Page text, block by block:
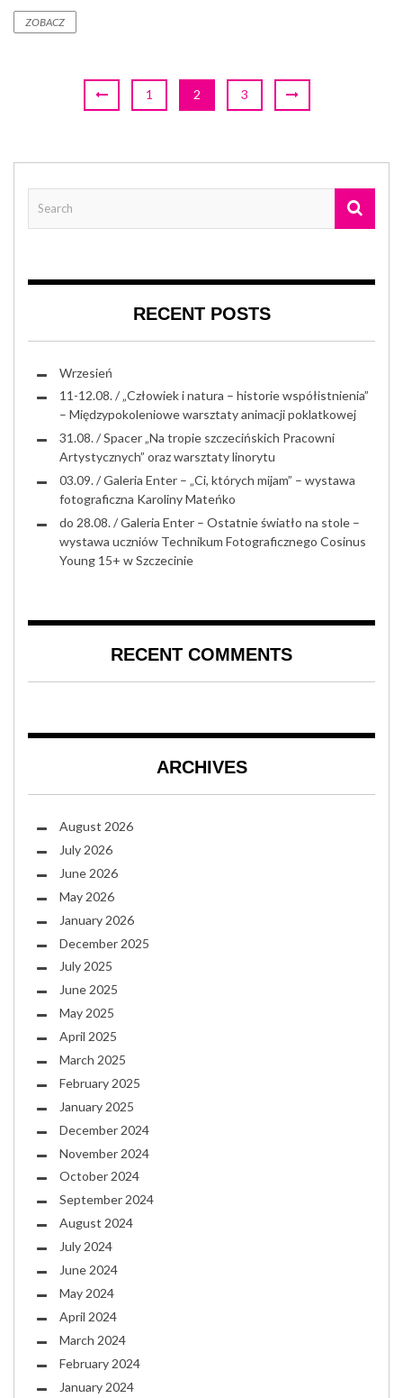
ZOBACZ
1 2 3
RECENT POSTS
Wrzesień
11-12.08. / „Człowiek i natura – historie współistnienia”
– Międzypokoleniowe warsztaty animacji poklatkowej
31.08. / Spacer „Na tropie szczecińskich Pracowni
Artystycznych” oraz warsztaty linorytu
03.09. / Galeria Enter – „Ci, których mijam” – wystawa
fotograficzna Karoliny Mateńko
do 28.08. / Galeria Enter – Ostatnie światło na stole –
wystawa uczniów Technikum Fotograficznego Cosinus
Young 15+ w Szczecinie
RECENT COMMENTS
ARCHIVES
August 2026
July 2026
June 2026
May 2026
January 2026
December 2025
July 2025
June 2025
May 2025
April 2025
March 2025
February 2025
January 2025
December 2024
November 2024
October 2024
September 2024
August 2024
July 2024
June 2024
May 2024
April 2024
March 2024
February 2024
January 2024